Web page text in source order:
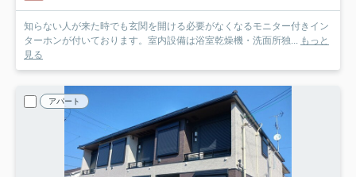
知らない人が来た時でも玄関を開ける必要がなくなるモニター付きイン
ターホンが付いております。室内設備は浴室乾燥機・洗面所独...
もっと
見る
アパート